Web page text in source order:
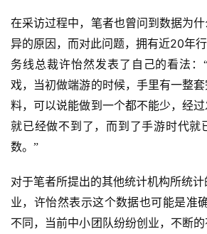
在采访过程中，笔者也曾问到数据为
异的原因，而对此问题，拥有近20年
务线总裁许怡然发表了自己的看法：
戏，当初做端游的时候，手里有一整
料，可以说能做到一个都不能少，经过
就已经做不到了，而到了手游时代就
数。”
对于笔者所提出的其他统计机构所统计
业，许怡然表示这个数据也可能是准
不同，当前中小团队纷纷创业，不断